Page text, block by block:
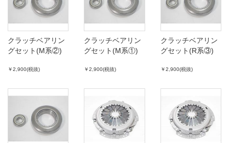
クラッチベアリン
グセット(M系②)
￥2,900(税抜)
クラッチベアリン
グセット(M系①)
￥2,900(税抜)
クラッチベアリン
グセット(R系③)
￥2,900(税抜)